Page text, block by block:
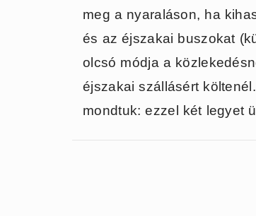
meg a nyaraláson, ha
és az éjszakai buszokat
olcsó módja a
éjszakai szállásért
mondtuk: ezzel két legyet